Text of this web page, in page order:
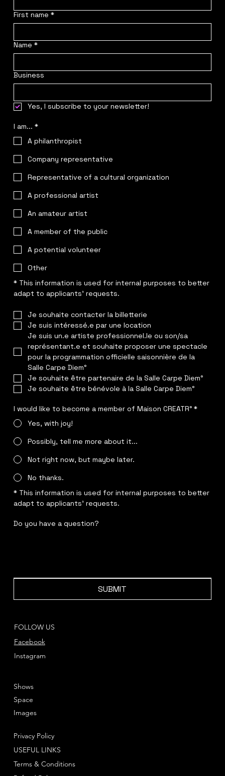
First name *
Name *
Business
Yes, I subscribe to your newsletter!
I am... *
A philanthropist
Company representative
Representative of a cultural organization
A professional artist
An amateur artist
A member of the public
A potential volunteer
Other
* This information is used for internal purposes to better
adapt to applicants' requests.
Je souhaite contacter la billetterie
Je suis intéressé.e par une location
Je suis un.e artiste professionnel.le ou son/sa
représentant.e et souhaite proposer une spectacle
pour la programmation officielle saisonnière de la
Salle Carpe Diem°
Je souhaite être partenaire de la Salle Carpe Diem°
Je souhaite être bénévole à la Salle Carpe Diem°
I would like to become a member of Maison CREATR° *
Yes, with joy!
Possibly, tell me more about it...
Not right now, but maybe later.
No thanks.
* This information is used for internal purposes to better
adapt to applicants' requests.
Do you have a question?
SUBMIT
Shows
Space
Images
FOLLOW US
Facebook
Instagram
Privacy Policy
Terms & Conditions
USEFUL LINKS